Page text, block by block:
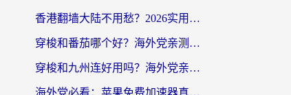
香港翻墙大陆不用愁？2026实用回国加速器指南：从选到用一步到位
穿梭和番茄哪个好？海外党亲测：这3点帮你选对回国加速器
穿梭和九州连好用吗？海外党亲测：3步选对回国加速器，无缝刷国内剧玩国服
海外党必看：苹果免费加速器真的能解决回国访问难题吗？附实测对比与全平台方案